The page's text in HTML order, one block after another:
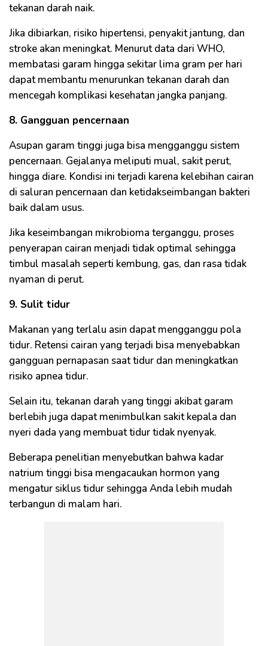
tekanan darah naik.
Jika dibiarkan, risiko hipertensi, penyakit jantung, dan
stroke akan meningkat. Menurut data dari WHO,
membatasi garam hingga sekitar lima gram per hari
dapat membantu menurunkan tekanan darah dan
mencegah komplikasi kesehatan jangka panjang.
8. Gangguan pencernaan
Asupan garam tinggi juga bisa mengganggu sistem
pencernaan. Gejalanya meliputi mual, sakit perut,
hingga diare. Kondisi ini terjadi karena kelebihan cairan
di saluran pencernaan dan ketidakseimbangan bakteri
baik dalam usus.
Jika keseimbangan mikrobioma terganggu, proses
penyerapan cairan menjadi tidak optimal sehingga
timbul masalah seperti kembung, gas, dan rasa tidak
nyaman di perut.
9. Sulit tidur
Makanan yang terlalu asin dapat mengganggu pola
tidur. Retensi cairan yang terjadi bisa menyebabkan
gangguan pernapasan saat tidur dan meningkatkan
risiko apnea tidur.
Selain itu, tekanan darah yang tinggi akibat garam
berlebih juga dapat menimbulkan sakit kepala dan
nyeri dada yang membuat tidur tidak nyenyak.
Beberapa penelitian menyebutkan bahwa kadar
natrium tinggi bisa mengacaukan hormon yang
mengatur siklus tidur sehingga Anda lebih mudah
terbangun di malam hari.